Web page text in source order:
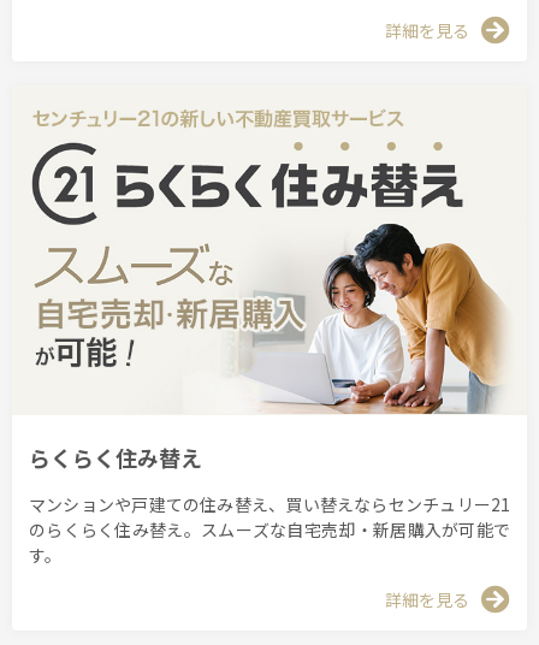
詳細を見る
らくらく住み替え
マンションや戸建ての住み替え、買い替えならセンチュリー21
のらくらく住み替え。スムーズな自宅売却・新居購入が可能で
す。
詳細を見る